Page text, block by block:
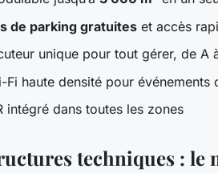
de parking gratuites et accès
unique pour tout gérer, de A
Fi haute densité pour événements
intégré dans toutes les zones
techniques : le